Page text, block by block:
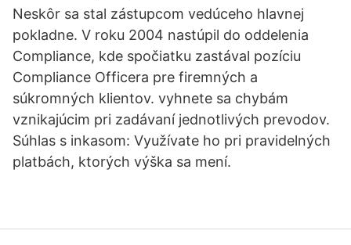
Neskôr sa stal zástupcom vedúceho hlavnej
pokladne. V roku 2004 nastúpil do oddelenia
Compliance, kde spočiatku zastával pozíciu
Compliance Officera pre firemných a
súkromných klientov. vyhnete sa chybám
vznikajúcim pri zadávaní jednotlivých prevodov.
Súhlas s inkasom: Využívate ho pri pravidelných
platbách, ktorých výška sa mení.